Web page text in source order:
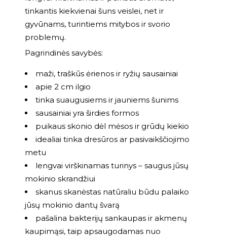
tinkantis kiekvienai šuns veislei, net ir
gyvūnams, turintiems mitybos ir svorio
problemų.
Pagrindinės savybės:
maži, traškūs ėrienos ir ryžių sausainiai
apie 2 cm ilgio
tinka suaugusiems ir jauniems šunims
sausainiai yra širdies formos
puikaus skonio dėl mėsos ir grūdų kiekio
idealiai tinka dresūros ar pasivaikščiojimo
metu
lengvai virškinamas turinys – saugus jūsų
mokinio skrandžiui
skanus skanėstas natūraliu būdu palaiko
jūsų mokinio dantų švarą
pašalina bakterijų sankaupas ir akmenų
kaupimąsi, taip apsaugodamas nuo